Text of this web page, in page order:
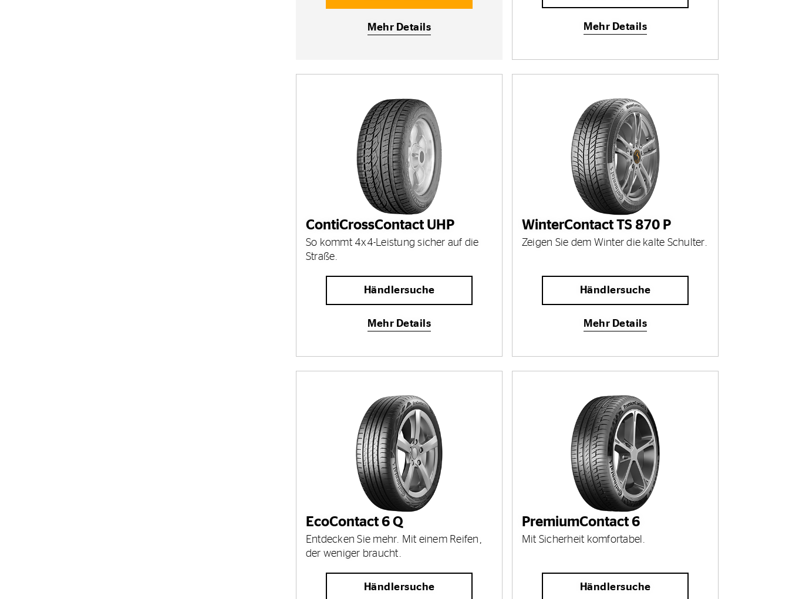
Mehr Details Mehr Details
ContiCrossContact UHP
So kommt 4x4-Leistung sicher auf die
Straße.
Händlersuche
Mehr Details
WinterContact TS 870 P
Zeigen Sie dem Winter die kalte Schulter.
Händlersuche
Mehr Details
EcoContact 6 Q
Entdecken Sie mehr. Mit einem Reifen,
der weniger braucht.
Händlersuche
PremiumContact 6
Mit Sicherheit komfortabel.
Händlersuche